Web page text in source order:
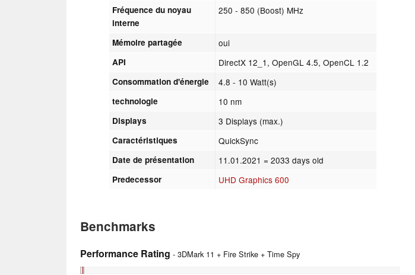
Fréquence du noyau
interne
250 - 850 (Boost) MHz
Mémoire partagée oui
API DirectX 12_1, OpenGL 4.5, OpenCL 1.2
Consommation d'énergie 4.8 - 10 Watt(s)
technologie 10 nm
Displays 3 Displays (max.)
Caractéristiques QuickSync
Date de présentation 11.01.2021 = 2033 days old
Predecessor UHD Graphics 600
Benchmarks
Performance Rating - 3DMark 11 + Fire Strike + Time Spy